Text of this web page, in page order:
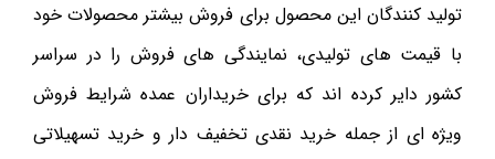
تولید کنندگان این محصول برای فروش بیشتر محصولات خود
با قیمت های تولیدی، نمایندگی های فروش را در سراسر
کشور دایر کرده اند که برای خریداران عمده شرایط فروش
ویژه ای از جمله خرید نقدی تخفیف دار و خرید تسهیلاتی